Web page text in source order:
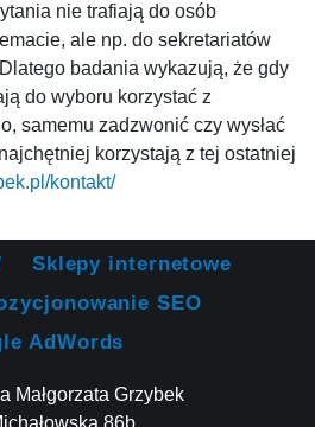
nie trafiają do osób
ale np. do sekretariatów
badania wykazują, że gdy
do wyboru korzystać z
samemu zadzwonić czy wysłać
korzystają z tej ostatniej
kontakt/
Sklepy internetowe
SEO
AdWords
Małgorzata Grzybek
86b